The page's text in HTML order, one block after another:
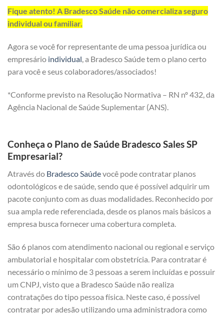
Fique atento! A Bradesco Saúde não comercializa seguro
individual ou familiar.
Agora se você for representante de uma pessoa jurídica ou
empresário individual , a Bradesco Saúde tem o plano certo
para você e seus colaboradores/associados!
*Conforme previsto na Resolução Normativa – RN nº 432, da
Agência Nacional de Saúde Suplementar (ANS).
Conheça o Plano de Saúde Bradesco Sales SP
Empresarial?
Através do Bradesco Saúdevocê pode contratar planos
odontológicos e de saúde, sendo que é possível adquirir um
pacote conjunto com as duas modalidades. Reconhecido por
sua ampla rede referenciada, desde os planos mais básicos a
empresa busca fornecer uma cobertura completa.
São 6 planos com atendimento nacional ou regional e serviço
ambulatorial e hospitalar com obstetrícia. Para contratar é
necessário o mínimo de 3 pessoas a serem incluídas e possuir
um CNPJ, visto que a Bradesco Saúde não realiza
contratações do tipo pessoa física. Neste caso, é possível
contratar por adesão utilizando uma administradora como